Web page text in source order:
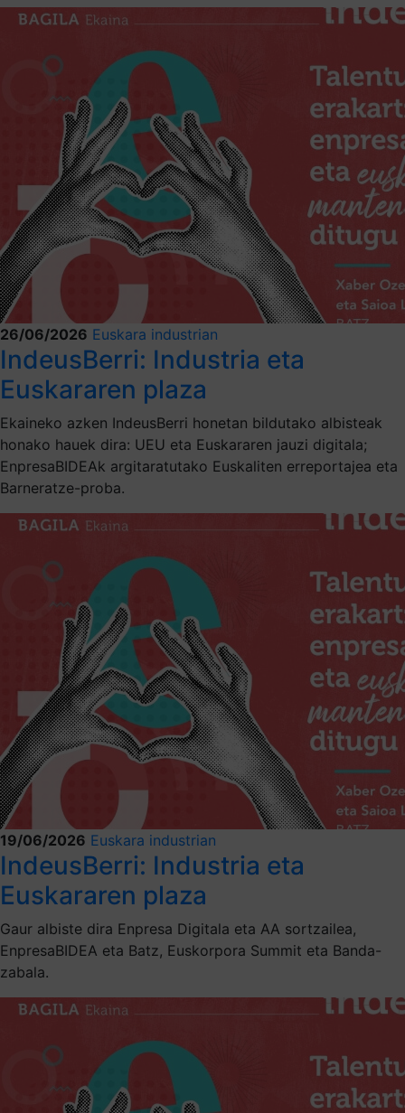
26/06/2026 Euskara industrian
IndeusBerri: Industria eta
Euskararen plaza
Ekaineko azken IndeusBerri honetan bildutako albisteak
honako hauek dira: UEU eta Euskararen jauzi digitala;
EnpresaBIDEAk argitaratutako Euskaliten erreportajea eta
Barneratze-proba.
19/06/2026 Euskara industrian
IndeusBerri: Industria eta
Euskararen plaza
Gaur albiste dira Enpresa Digitala eta AA sortzailea,
EnpresaBIDEA eta Batz, Euskorpora Summit eta Banda-
zabala.